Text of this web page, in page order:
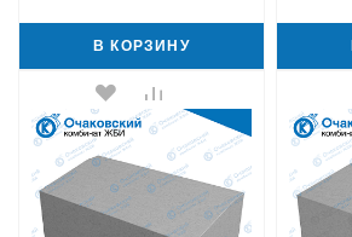
В КОРЗИНУ